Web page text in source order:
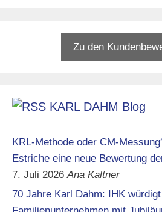
Zu den
KARL DAHM Blog
KRL-Methode oder CM-
Estriche eine neue Bewertung
7. Juli 2026 Ana Kaltner
70 Jahre Karl Dahm: IHK